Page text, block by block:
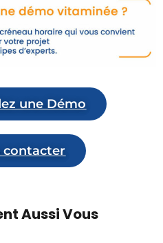
une Démo
contacter
Aussi Vous